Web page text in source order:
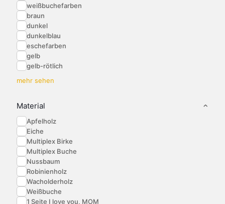
weißbuchefarben
braun
dunkel
dunkelblau
eschefarben
gelb
gelb-rötlich
mehr sehen
Material
Apfelholz
Eiche
Multiplex Birke
Multiplex Buche
Nussbaum
Robinienholz
Wacholderholz
Weißbuche
1 Seite I love you, MOM